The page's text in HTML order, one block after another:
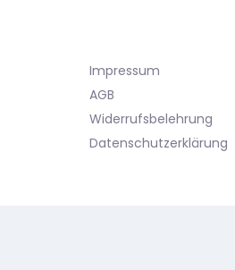
Impressum
AGB
Widerrufsbelehrung
Datenschutzerklärung